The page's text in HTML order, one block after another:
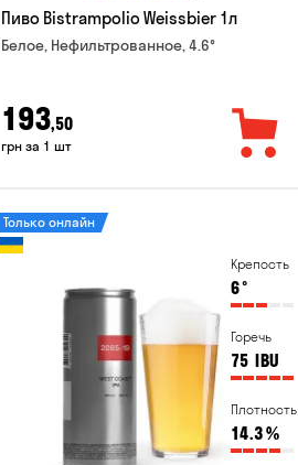
Пиво Bistrampolio Weissbier 1л
Белое, Нефильтрованное, 4.6°
193,50
грн за 1 шт
Крепость
6°
Горечь
75 IBU
Плотность
14.3%
Только онлайн